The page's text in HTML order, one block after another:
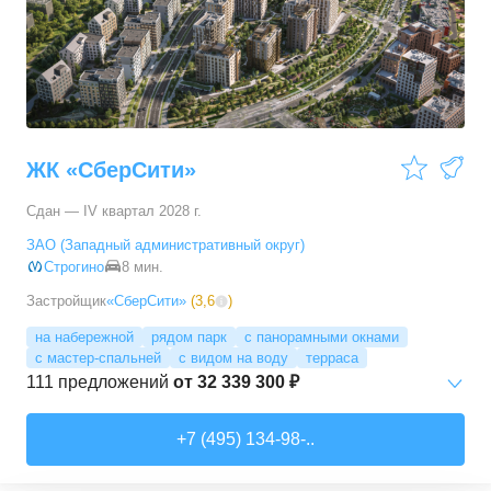
3-комн. кв. от17 498 090 ₽
76,45–81,28м² 11 предложений
4-комн. кв. от24 367 690 ₽
ЖК «СберСити»
Сдан — IV квартал 2028 г.
ЗАО (Западный административный округ)
Строгино
8 мин.
Застройщик«СберСити» (3,6 )
на набережной рядом парк
с панорамными окнами
с мастер-спальней
с видом на воду терраса
111 предложений от 32 339 300 ₽
+7 (495) 134-98-..